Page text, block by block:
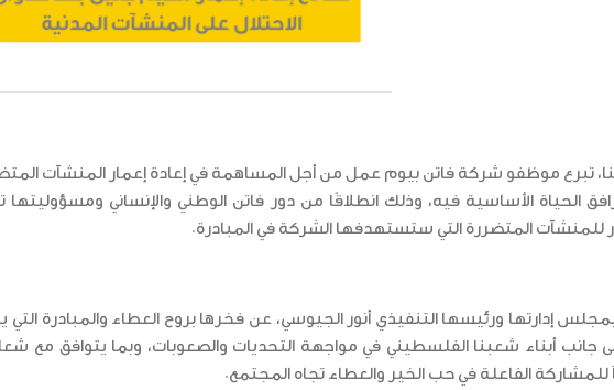
تبرع موظفو شركة فاتن بيوم عمل من أجل المساهمة في إعادة إعمار المنشآت
الحياة الأساسية فيه، وذلك انطلاقًا من دور فاتن الوطني والإنساني
للمنشآت المتضررة التي ستستهدفها الشركة في المبادرة.
إدارتها ورئيسها التنفيذي أنور الجيوسي، عن فخرها بروح العطاء والمبادرة
أبناء شعبنا الفلسطيني في مواجهة التحديات والصعوبات، وبما يتوافق مع
للمشاركة الفاعلة في حب الخير والعطاء تجاه المجتمع.